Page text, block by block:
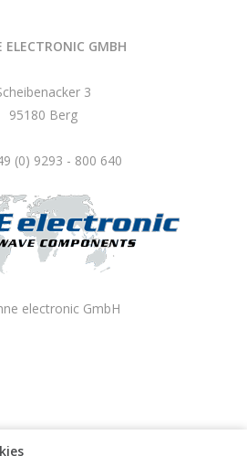
ELECTRONIC GMBH
3
95180 Berg
(0) 9293 - 800 640
electronic GmbH